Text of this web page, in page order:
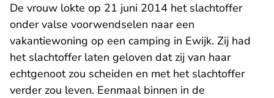
De vrouw lokte op 21 juni 2014 het slachtoffer
onder valse voorwendselen naar een
vakantiewoning op een camping in Ewijk. Zij had
het slachtoffer laten geloven dat zij van haar
echtgenoot zou scheiden en met het slachtoffer
verder zou leven. Eenmaal binnen in de